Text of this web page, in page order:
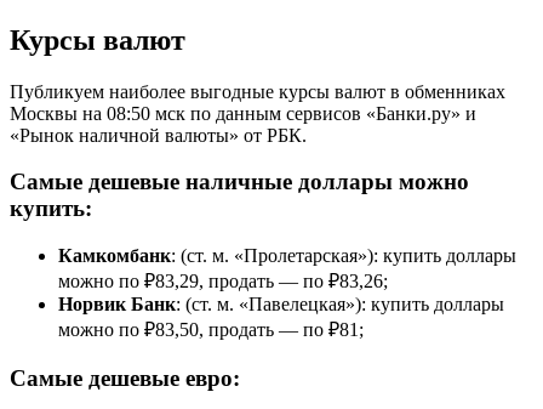
Курсы валют
Публикуем наиболее выгодные курсы валют в обменниках
Москвы на 08:50 мск по данным сервисов «Банки.ру» и
«Рынок наличной валюты» от РБК.
Самые дешевые наличные доллары можно
купить:
Камкомбанк: (ст. м. «Пролетарская»): купить доллары
можно по ₽83,29, продать — по ₽83,26;
Норвик Банк: (ст. м. «Павелецкая»): купить доллары
можно по ₽83,50, продать — по ₽81;
Самые дешевые евро: